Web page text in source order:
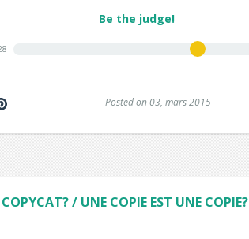
Be the judge!
Posted on 03, mars 2015
/ UNE COPIE EST UNE COPIE?